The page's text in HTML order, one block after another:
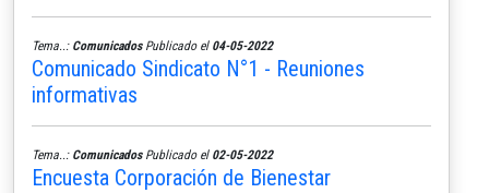
Tema..: ComunicadosPublicado el 04-05-2022
Comunicado Sindicato N°1 - Reuniones
informativas
Tema..: ComunicadosPublicado el 02-05-2022
Encuesta Corporación de Bienestar